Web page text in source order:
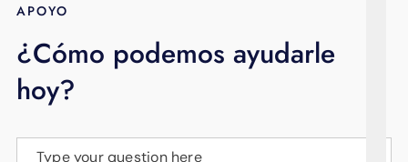
BLOG
APOYO
APOYO
¿Cómo podemos ayudarle
hoy?
Type your question here